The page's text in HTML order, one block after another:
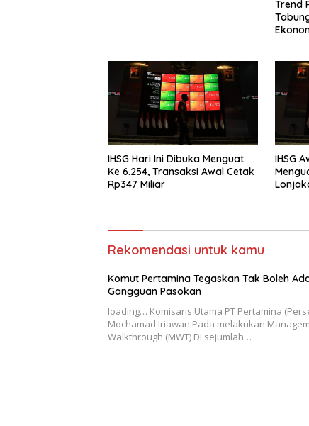
Trend
IHSG Hari Ini Dibuka Menguat
Ke 6.254, Transaksi Awal Cetak
Rp347 Miliar
IHSG
Rekomendasi untuk kamu
Komut Pertamina Tegaskan Tak Boleh
Gangguan Pasokan
loading… Komisaris Utama PT Pertamina
Mochamad Iriawan Pada melakukan
Walkthrough (MWT) Di sejumlah…